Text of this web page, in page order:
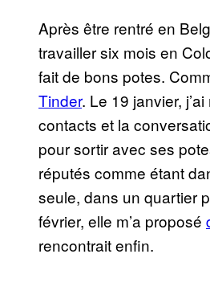
Après être rentré en
travailler six mois en
fait de bons potes.
Tinder. Le 19 janvier,
contacts et la
pour sortir avec ses
réputés comme étant
seule, dans un quartier
février, elle m’a proposé
rencontrait enfin.